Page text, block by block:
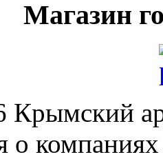
Магазин
Крымский
компаниях